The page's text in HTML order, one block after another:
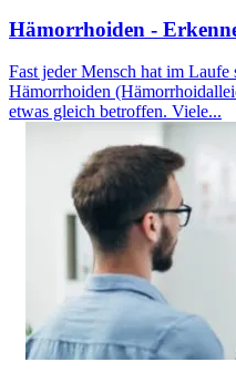
Hämorrhoiden -
Fast jeder Mensch hat im Laufe
Hämorrhoiden
etwas gleich betroffen. Viele...